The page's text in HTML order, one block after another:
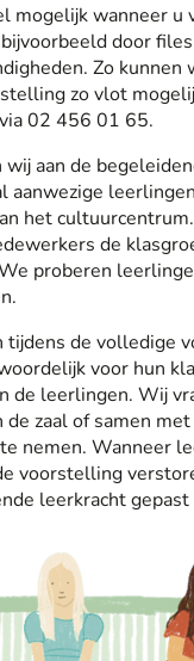
mogelijk wanneer u
door
Zo kunnen
zo vlot
02 456 01 65.
wij aan de
aanwezige
het
de
proberen
tijdens de volledige
voor hun
de leerlingen. Wij
zaal of samen
nemen. Wanneer
voorstelling
leerkracht